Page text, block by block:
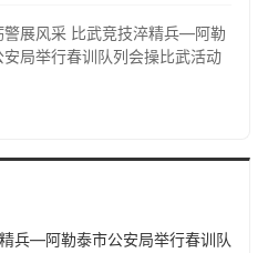
警展风采 比武竞技淬精兵—阿勒
安局举行春训队列会操比武活动
兵—阿勒泰市公安局举行春训队